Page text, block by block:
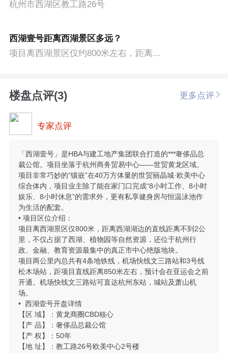
杭州市西湖区教工路26号
西湖壹号距离西湖景区多远？
项目离西湖景区仅约800米左右，距离...
楼盘点评(3) 更多点评
专家点评
「西湖壹号」是HBA与建工地产集团联合打造的***奢侈品总
裁公馆。项目坐落于杭州商务贸易中心——世贸黄龙区域。
项目非常巧妙的“镶嵌”在40万方体量的世贸丽晶城·欧美中心
综合体内，项目业主除了能在家门口完成“8小时工作、8小时
娱乐、8小时休息”的需求外，更有私享健身房与恒温泳池作
为生活的配套。
• 项目区位介绍：
项目离西湖景区仅800米，距离西湖湖边的直线距离不到2公
里，不仅占据了西湖、植物园等自然资源，还位于杭州行
政、金融、教育资源最集中的真正市中心绝版地块。
项目两公里内总共有4条地铁线，机场快线文三路站和3号线
松木场站，距项目直线距离850米左右，预计会在亚运会之前
开通。机场快线文三路站可直达杭州东站，城站及萧山机
场。
• 西湖壹号开盘详情
【区 域】：黄龙商圈CBD核心
【产 品】：奢侈品总裁公馆
【产 权】：50年
【地 址】：教工路26号欧美中心2号楼